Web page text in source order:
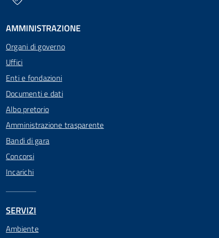
AMMINISTRAZIONE
Organi di governo
Uffici
Enti e fondazioni
Documenti e dati
Albo pretorio
Amministrazione trasparente
Bandi di gara
Concorsi
Incarichi
SERVIZI
Ambiente